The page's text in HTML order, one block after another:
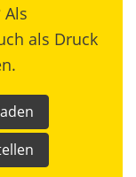
als Druck